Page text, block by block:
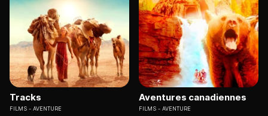
Tracks
FILMS AVENTURE
Aventures canadiennes
FILMS AVENTURE